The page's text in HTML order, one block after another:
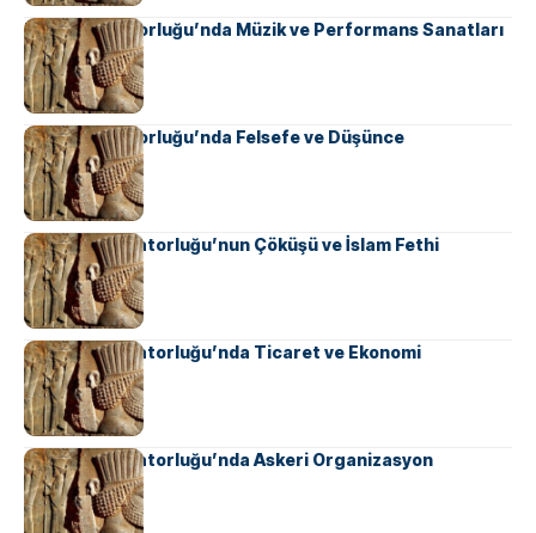
Pers İmparatorluğu’nda Müzik ve Performans Sanatları
Pers İmparatorluğu’nda Felsefe ve Düşünce
Sasani İmparatorluğu’nun Çöküşü ve İslam Fethi
Sasani İmparatorluğu’nda Ticaret ve Ekonomi
Sasani İmparatorluğu’nda Askeri Organizasyon